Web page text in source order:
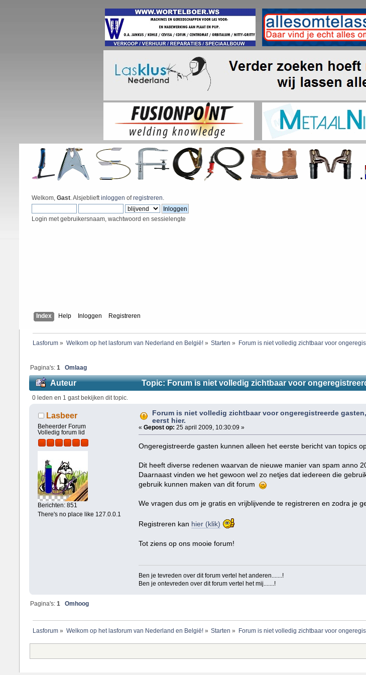
Welkom, Gast. Alsjeblieftinloggen ofregistreren.
Login met gebruikersnaam, wachtwoord en sessielengte
Index Help Inloggen Registreren
Lasforum» Welkom op het lasforum van Nederland en België!» Starten » Forum is niet volledig zichtbaar voor
Pagina's:1 Omlaag
Auteur Topic: Forum is niet volledig zichtbaar voor
0 leden en 1 gast bekijken dit topic.
Lasbeer
Beheerder Forum
Volledig forum lid
Berichten: 851
There's no place like 127.0.0.1
Forum is niet volledig zichtbaar voor ongeregistreerde
eerst hier.
« Gepost op: 25 april 2009, 10:30:09 »
Ongeregistreerde gasten kunnen alleen het eerste bericht van topics
Dit heeft diverse redenen waarvan de nieuwe manier van spam anno
Daarnaast vinden we het gewoon wel zo netjes dat iedereen die
gebruik kunnen maken van dit forum
We vragen dus om je gratis en vrijblijvende te registreren en zodra je
Registreren kan hier (klik)
Tot ziens op ons mooie forum!
Ben je tevreden over dit forum vertel het anderen.......!
Ben je ontevreden over dit forum vertel het mij.......!
Pagina's:1
Omhoog
Lasforum» Welkom op het lasforum van Nederland en België!» Starten » Forum is niet volledig zichtbaar voor